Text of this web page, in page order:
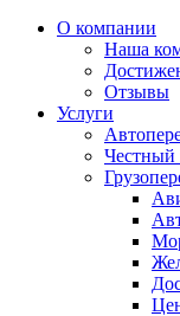
О компании
Наша
Отзывы
Услуги
Честный